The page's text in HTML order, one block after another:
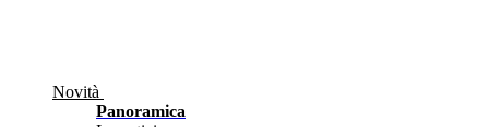
Novità
Panoramica